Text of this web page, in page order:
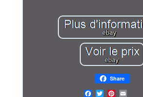
Share